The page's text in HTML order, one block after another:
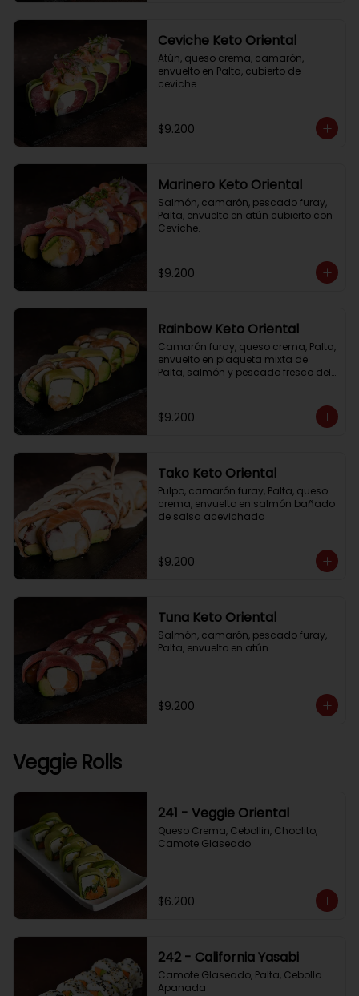
Ceviche Keto Oriental
Atún, queso crema, camarón,
envuelto en Palta, cubierto de
ceviche.
$9.200
Marinero Keto Oriental
Salmón, camarón, pescado furay,
Palta, envuelto en atún cubierto con
Ceviche.
$9.200
Rainbow Keto Oriental
Camarón furay, queso crema, Palta,
envuelto en plaqueta mixta de
Palta, salmón y pescado fresco del
$9.200
Tako Keto Oriental
Pulpo, camarón furay, Palta, queso
crema, envuelto en salmón bañado
de salsa acevichada
$9.200
Tuna Keto Oriental
Salmón, camarón, pescado furay,
Palta, envuelto en atún
$9.200
Veggie Rolls
241 - Veggie Oriental
Queso Crema, Cebollin, Choclito,
Camote Glaseado
$6.200
242 - California Yasabi
Camote Glaseado, Palta, Cebolla
Apanada